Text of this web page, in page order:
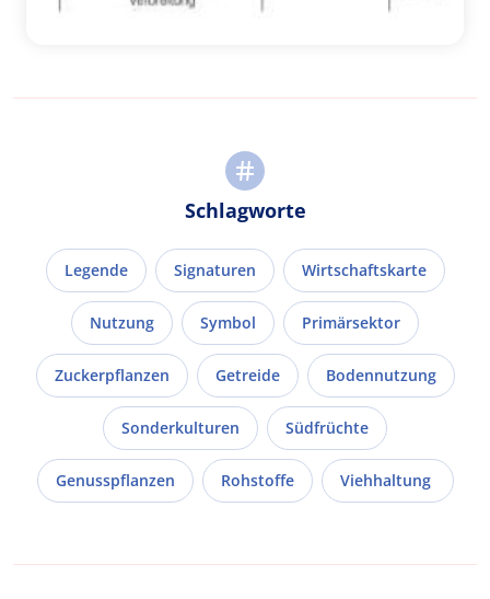
Schlagworte
Legende Signaturen Wirtschaftskarte
Nutzung Symbol Primärsektor
Zuckerpflanzen Getreide Bodennutzung
Sonderkulturen Südfrüchte
Genusspflanzen Rohstoffe Viehhaltung